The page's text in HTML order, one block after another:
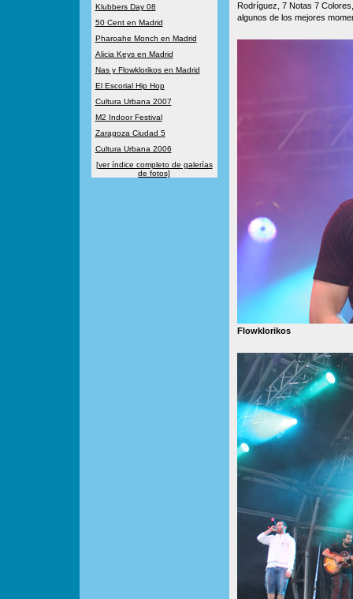
Klubbers Day 08
50 Cent en Madrid
Pharoahe Monch en Madrid
Alicia Keys en Madrid
Nas y Flowklorikos en Madrid
El Escorial Hip Hop
Cultura Urbana 2007
M2 Indoor Festival
Zaragoza Ciudad 5
Cultura Urbana 2006
[ver índice completo de galerías
de fotos]
Rodríguez, 7 Notas 7
algunos de los mejores
Flowklorikos